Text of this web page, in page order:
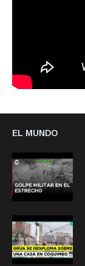
EL MUNDO